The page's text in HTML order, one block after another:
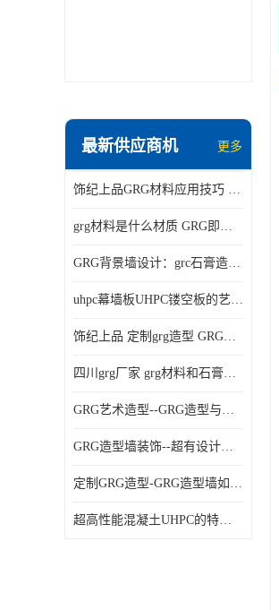
最新供应商机 更多
饰纪上品GRG材料应用技巧 如何在工程中实现装饰效果
grg材料是什么材质 GRG即玻璃纤维增强石膏
GRG背景墙设计：grc石膏造型的创意灵感集
uhpc幕墙板UHPC镂空板的艺术：UHPC材质的革新力量
饰纪上品 定制grg造型 GRG吊材料特性与厚度
四川grg厂家 grg材料和石膏的区别
GRG艺术造型--GRG造型与会展中心装饰空间的**碰撞
GRG造型墙装饰--超有设计感的网红打卡餐厅GRG造型墙面
定制GRG造型-GRG造型墙如何上颜色
超高性能混凝土UHPC的特点和UHPC技术要求